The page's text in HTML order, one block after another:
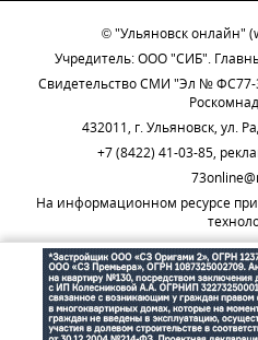
© "Ульяновск онлайн"
Учредитель: ООО "СИБ".
Свидетельство СМИ "Эл № ФС77-
432011, г. Ульяновск, ул.
+7 (8422) 41-03-85,
На информационном ресурсе